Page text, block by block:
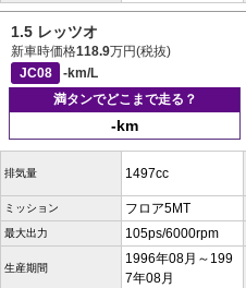
1.5 レッツオ
新車時価格118.9万円(税抜)
JC08
-km/L
満タンでどこまで走る？
-km
排気量 1497cc
ミッション フロア5MT
最大出力 105ps/6000rpm
生産期間
1996年08月～199
7年08月